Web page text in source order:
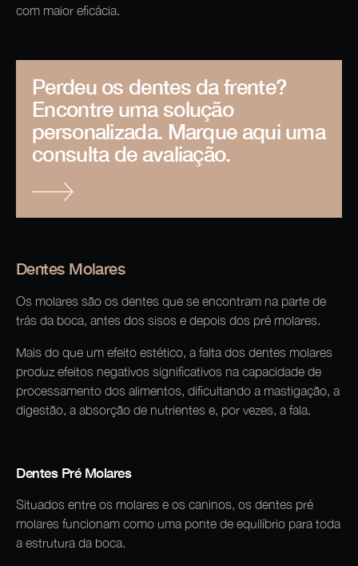
com maior eficácia.
Perdeu os dentes da frente?
Encontre uma solução
personalizada. Marque aqui uma
consulta de avaliação.
Dentes Molares
Os molares são os dentes que se encontram na parte de
trás da boca, antes dos sisos e depois dos pré molares.
Mais do que um efeito estético, a falta dos dentes molares
produz efeitos negativos significativos na capacidade de
processamento dos alimentos, dificultando a mastigação, a
digestão, a absorção de nutrientes e, por vezes, a fala.
Dentes Pré Molares
Situados entre os molares e os caninos, os dentes pré
molares funcionam como uma ponte de equilíbrio para toda
a estrutura da boca.